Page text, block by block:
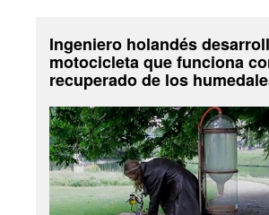
Ingeniero holandés
motocicleta que funciona
recuperado de los